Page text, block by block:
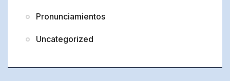
Pronunciamientos
Uncategorized